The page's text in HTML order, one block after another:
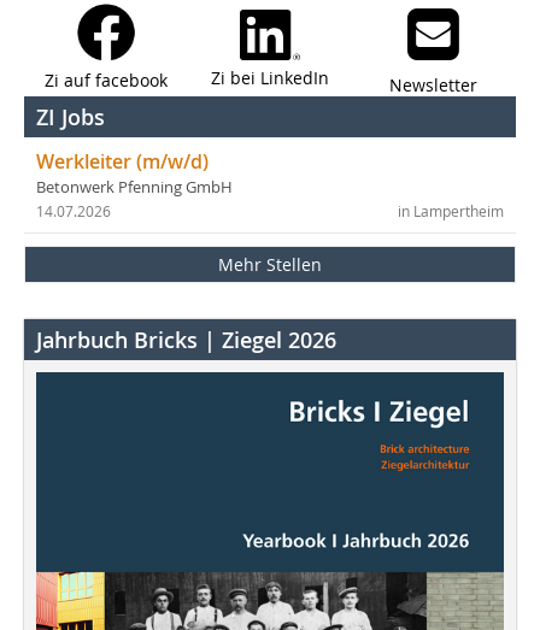
Zi auf facebook Zi bei LinkedIn Newsletter
ZI Jobs
Werkleiter (m/w/d)
Betonwerk Pfenning GmbH
in Lampertheim
14.07.2026
Mehr Stellen
Jahrbuch Bricks | Ziegel 2026